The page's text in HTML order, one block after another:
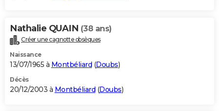
Nathalie QUAIN (38 ans)
Créer une cagnotte obsèques
Naissance
13/07/1965 à Montbéliard (Doubs)
Décès
20/12/2003 à Montbéliard (Doubs)